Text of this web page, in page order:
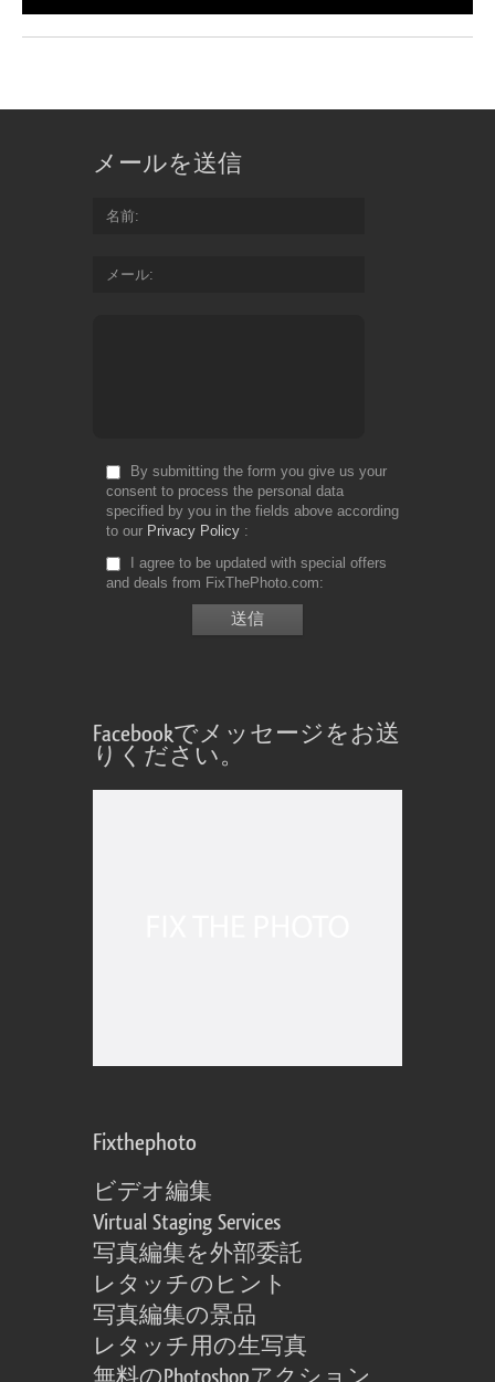
メールを送信
名前
メール
By submitting the form you give us your
consent to process the personal data
specified by you in the fields above according
to our Privacy Policy
I agree to be updated with special offers
and deals from FixThePhoto.com
Facebookでメッセージをお送
りください。
Fixthephoto
ビデオ編集
Virtual Staging Services
写真編集を外部委託
レタッチのヒント
写真編集の景品
レタッチ用の生写真
無料のPhotoshopアクション